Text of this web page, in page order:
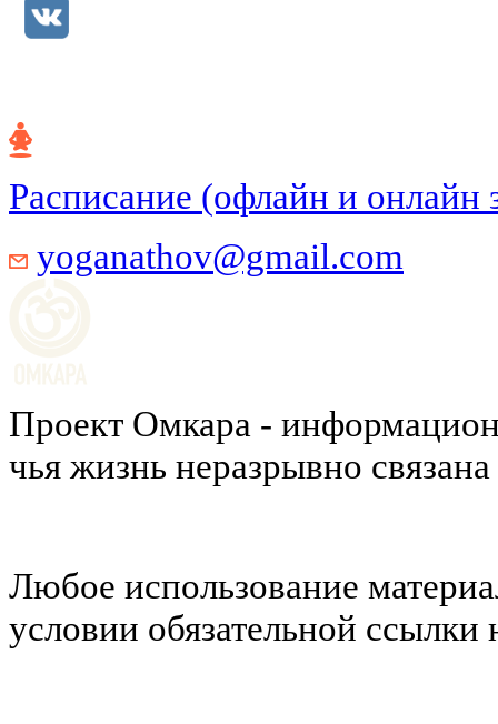
Расписание (офлайн и онлайн
yoganathov@gmail.com
Проект Омкара -
чья жизнь неразрывно
Любое использование
условии обязательной ссылки